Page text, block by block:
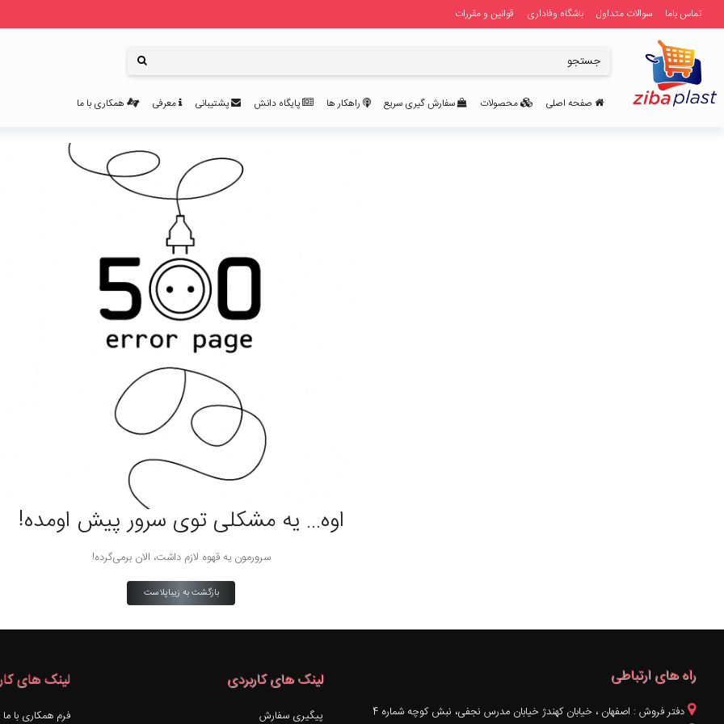
تماس باما سوالات متداول باشگاه وفاداری قوانین و مقررات
صفحه اصلی محصولات سفارش گیری سریع راهکار ها پایگاه دانش پشتیبانی معرفی همکاری با ما
اوه… یه مشکلی توی سرور پیش اومده!
سرورمون یه قهوه لازم داشت، الان برمی‌گرده!
بازگشت به زیباپلاست
راه های ارتباطی
دفتر فروش : اصفهان ، خيابان کهندژ خیابان مدرس نجفی، نبش کوچه شماره 4
لینک های کاربردی
پیگیری سفارش
لینک های
فرم همکاری با ما